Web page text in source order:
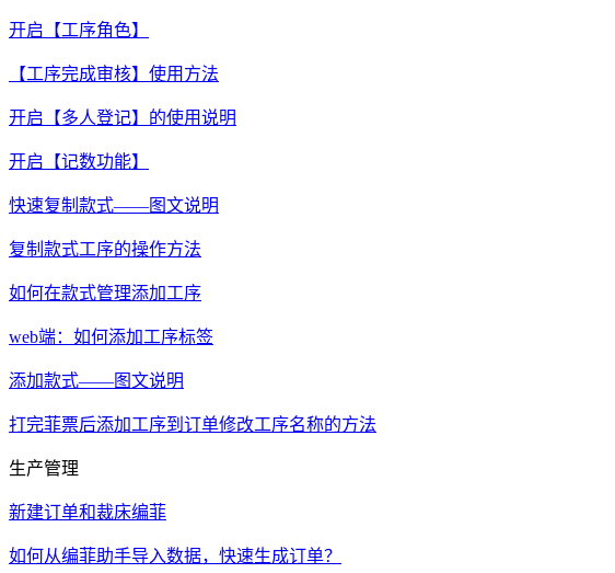
开启【工序角色】
【工序完成审核】使用方法
开启【多人登记】的使用说明
开启【记数功能】
快速复制款式——图文说明
复制款式工序的操作方法
如何在款式管理添加工序
web端：如何添加工序标签
添加款式——图文说明
打完菲票后添加工序到订单修改工序名称的方法
生产管理
新建订单和裁床编菲
如何从编菲助手导入数据，快速生成订单？